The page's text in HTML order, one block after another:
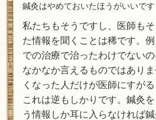
鍼灸はやめておいたほうがいいです
私たちもそうですし、医師も
た情報を聞くことは稀です。
での治療で治ったわけでない
なかなか言えるものではあり
くなった人だけが医師にすが
これは逆もしかりです。鍼灸
う情報しか耳に入らなければ